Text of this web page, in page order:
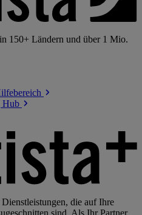
150+ Ländern und über 1 Mio.
Hub
die auf Ihre
sind. Als Ihr Partner